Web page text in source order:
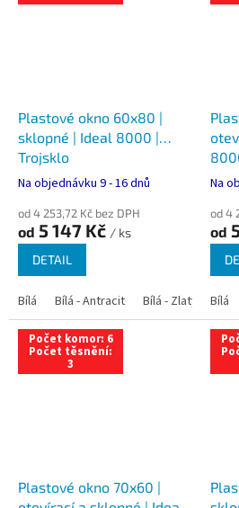
Plastové okno 60x80 |
sklopné | Ideal 8000 |
Trojsklo
Na objednávku 9 - 16 dnů
od 4 253,72 Kč bez DPH
od 5 147 Kč / ks
DETAIL
Bílá Bílá - Antracit Bílá - Zlatý dub
Na
od 4
od
Bílá
Počet komor: 6
Počet těsnění:
3
Plastové okno 70x60 |